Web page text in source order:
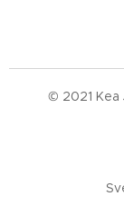
© 2021 Kea